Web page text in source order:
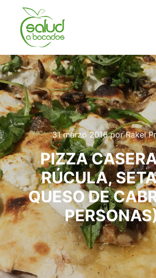
31 marzo 2016porRakel
PIZZA
RÚCULA,
QUESO DE